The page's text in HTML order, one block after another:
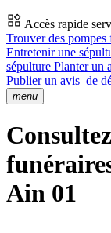
Accès rapide
Trouver des pompes
Entretenir une
sépulture Planter un
Publier un avis de
menu
Ain 01